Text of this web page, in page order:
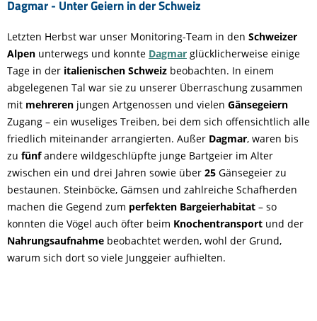
Dagmar - Unter Geiern in der Schweiz
Letzten Herbst war unser Monitoring-Team in den Schweizer
Alpen unterwegs und konnte Dagmar glücklicherweise einige
Tage in der italienischen Schweiz beobachten. In einem
abgelegenen Tal war sie zu unserer Überraschung zusammen
mit mehreren jungen Artgenossen und vielen Gänsegeiern
Zugang – ein wuseliges Treiben, bei dem sich offensichtlich alle
friedlich miteinander arrangierten. Außer Dagmar, waren bis
zu fünfandere wildgeschlüpfte junge Bartgeier im Alter
zwischen ein und drei Jahren sowie über 25 Gänsegeier zu
bestaunen. Steinböcke, Gämsen und zahlreiche Schafherden
machen die Gegend zum perfekten Bargeierhabitat – so
konnten die Vögel auch öfter beim Knochentransport und der
Nahrungsaufnahme beobachtet werden, wohl der Grund,
warum sich dort so viele Junggeier aufhielten.